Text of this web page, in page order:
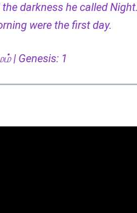
darkness he called
were the first day.
| Genesis: 1